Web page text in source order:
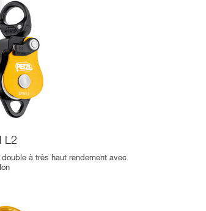
L2
double à très haut rendement avec